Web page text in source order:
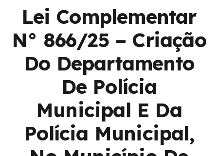
Lei Complementar
N° 866/25 – Criação
Do Departamento
De Polícia
Municipal E Da
Polícia Municipal,